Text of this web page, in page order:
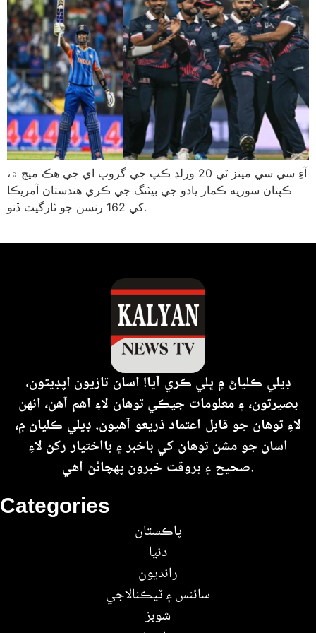
آءِ سي سي مينز ٽي 20 ورلڊ ڪپ جي گروپ اي جي هڪ ميچ ۾،
ڪپتان سوريه ڪمار يادو جي بيٽنگ جي ڪري هندستان آمريڪا
کي 162 رنسن جو ٽارگيٽ ڏنو.
Categories
پاڪستان
دنيا
رانديون
سائنس ۽ ٽيڪنالاجي
شوبز
ڊيلي ڪلياڻ ۾ ڀلي ڪري آيا! اسان تازيون اپڊيٽون،
بصيرتون، ۽ معلومات جيڪي توهان لاءِ اهم آهن، انهن
لاءِ توهان جو قابل اعتماد ذريعو آهيون. ڊيلي ڪلياڻ ۾،
اسان جو مشن توهان کي باخبر ۽ بااختيار رکڻ لاءِ
صحيح ۽ بروقت خبرون پهچائڻ آهي.